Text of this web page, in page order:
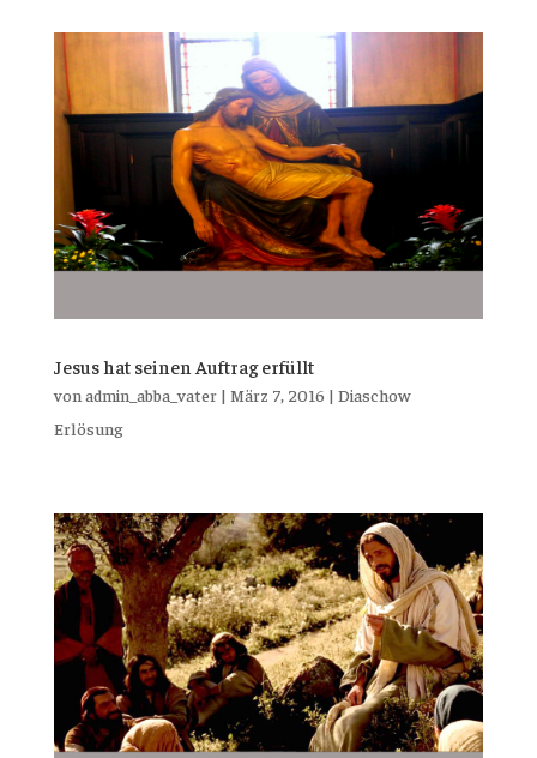
Jesus hat seinen Auftrag erfüllt
von admin_abba_vater| März 7, 2016 | Diaschow
Erlösung